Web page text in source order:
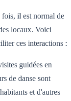
il est normal de
locaux. Voici
ces interactions :
guidées en
de danse sont
et d'autres